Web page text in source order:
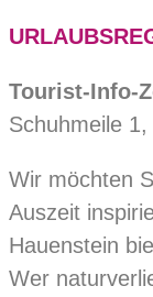
Tourist-Info-
Schuhmeile
Wir möchten
Auszeit
Hauenstein
Wer